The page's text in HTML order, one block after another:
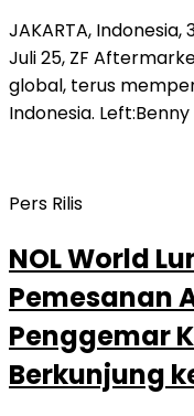
JAKARTA,
Juli 25, ZF
global, terus
Indonesia. Left:Benny
Pers Rilis
NOL World
Pemesanan
Penggemar
Berkunjung